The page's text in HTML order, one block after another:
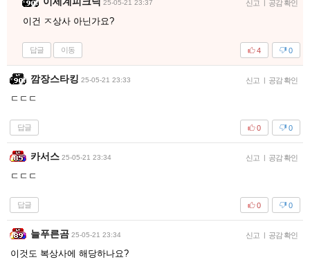
25-05-21 23:37 신고 공감 확인
이건 ㅈ상사 아닌가요?
답글 이동 0
4
깜장스타킹 25-05-21 23:33 신고 공감 확인
ㄷㄷㄷ
답글 0
0
카서스 25-05-21 23:34 신고 공감 확인
ㄷㄷㄷ
답글 0
0
늘푸른곰 25-05-21 23:34 신고 공감 확인
이것도 복상사에 해당하나요?